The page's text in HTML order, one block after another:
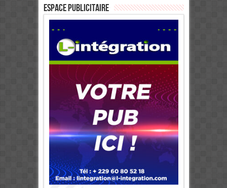
ESPACE PUBLICITAIRE